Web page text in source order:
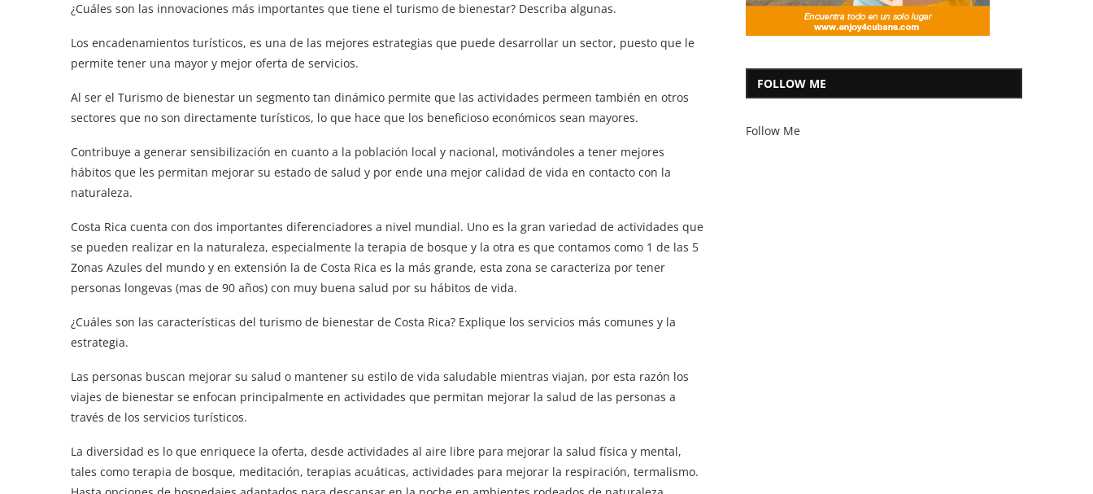
¿Cuáles son las innovaciones más importantes que tiene el turismo de bienestar? Describa algunas.
Los encadenamientos turísticos, es una de las mejores estrategias que puede desarrollar un sector, puesto que le
permite tener una mayor y mejor oferta de servicios.
Al ser el Turismo de bienestar un segmento tan dinámico permite que las actividades permeen también en otros
sectores que no son directamente turísticos, lo que hace que los beneficioso económicos sean mayores.
Contribuye a generar sensibilización en cuanto a la población local y nacional, motivándoles a tener mejores
hábitos que les permitan mejorar su estado de salud y por ende una mejor calidad de vida en contacto con la
naturaleza.
Costa Rica cuenta con dos importantes diferenciadores a nivel mundial. Uno es la gran variedad de actividades que
se pueden realizar en la naturaleza, especialmente la terapia de bosque y la otra es que contamos como 1 de las 5
Zonas Azules del mundo y en extensión la de Costa Rica es la más grande, esta zona se caracteriza por tener
personas longevas (mas de 90 años) con muy buena salud por su hábitos de vida.
¿Cuáles son las características del turismo de bienestar de Costa Rica? Explique los servicios más comunes y la
estrategia.
Las personas buscan mejorar su salud o mantener su estilo de vida saludable mientras viajan, por esta razón los
viajes de bienestar se enfocan principalmente en actividades que permitan mejorar la salud de las personas a
través de los servicios turísticos.
La diversidad es lo que enriquece la oferta, desde actividades al aire libre para mejorar la salud física y mental,
tales como terapia de bosque, meditación, terapias acuáticas, actividades para mejorar la respiración, termalismo.
FOLLOW ME
Follow Me